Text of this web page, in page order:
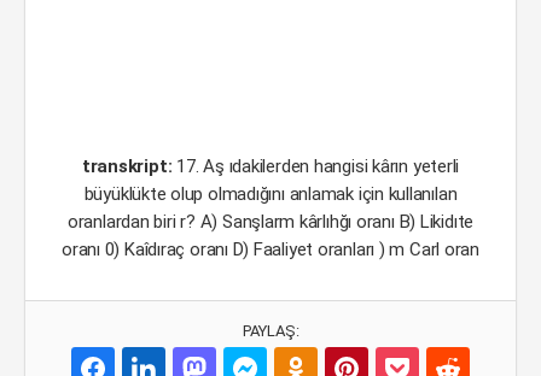
transkript: 17. Aş ıdakilerden hangisi kârın yeterli
büyüklükte olup olmadığını anlamak için kullanılan
oranlardan biri r? A) Sanşlarm kârlıhğı oranı B) Likidıte
oranı 0) Kaîdıraç oranı D) Faaliyet oranları ) m Carl oran
PAYLAŞ: